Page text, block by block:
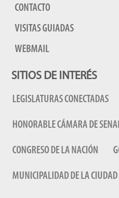
CONTACTO
VISITAS GUIADAS
WEBMAIL
SITIOS DE INTERÉS
LEGISLATURAS CONECTADAS
HONORABLE CÁMARA DE
CONGRESO DE LA NACIÓN
MUNICIPALIDAD DE LA CIUDAD